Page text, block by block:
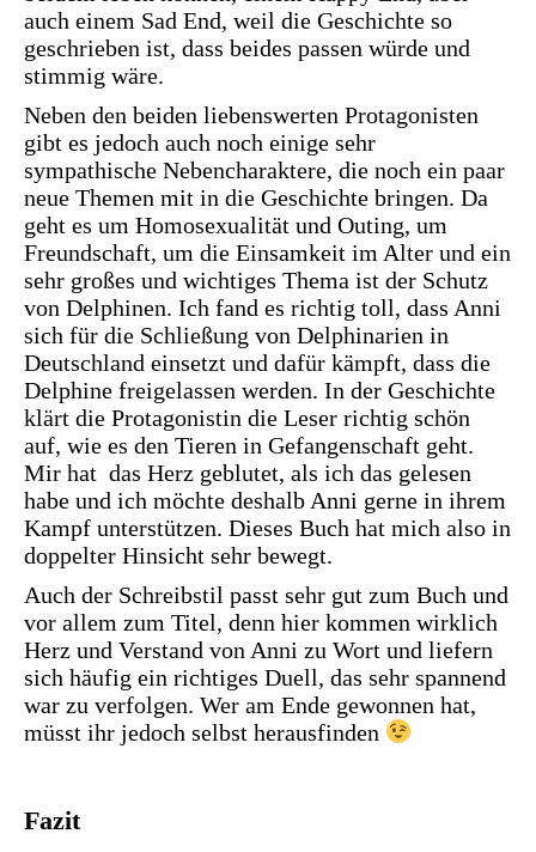
auch einem Sad End, weil die Geschichte so
geschrieben ist, dass beides passen würde und
stimmig wäre.
Neben den beiden liebenswerten Protagonisten
gibt es jedoch auch noch einige sehr
sympathische Nebencharaktere, die noch ein paar
neue Themen mit in die Geschichte bringen. Da
geht es um Homosexualität und Outing, um
Freundschaft, um die Einsamkeit im Alter und ein
sehr großes und wichtiges Thema ist der Schutz
von Delphinen. Ich fand es richtig toll, dass Anni
sich für die Schließung von Delphinarien in
Deutschland einsetzt und dafür kämpft, dass die
Delphine freigelassen werden. In der Geschichte
klärt die Protagonistin die Leser richtig schön
auf, wie es den Tieren in Gefangenschaft geht.
Mir hat das Herz geblutet, als ich das gelesen
habe und ich möchte deshalb Anni gerne in ihrem
Kampf unterstützen. Dieses Buch hat mich also in
doppelter Hinsicht sehr bewegt.
Auch der Schreibstil passt sehr gut zum Buch und
vor allem zum Titel, denn hier kommen wirklich
Herz und Verstand von Anni zu Wort und liefern
sich häufig ein richtiges Duell, das sehr spannend
war zu verfolgen. Wer am Ende gewonnen hat,
müsst ihr jedoch selbst herausfinden
Fazit